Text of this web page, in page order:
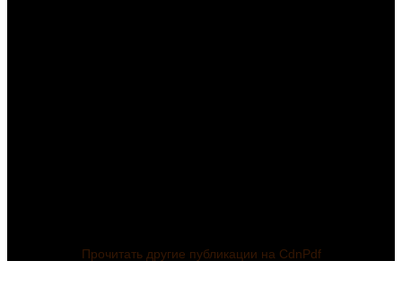
Прочитать другие публикации на CdnPdf